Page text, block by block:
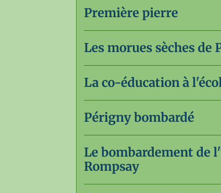
Première pierre
Les morues sèches de
La co-éducation à
Périgny bombardé
Le bombardement de
Rompsay